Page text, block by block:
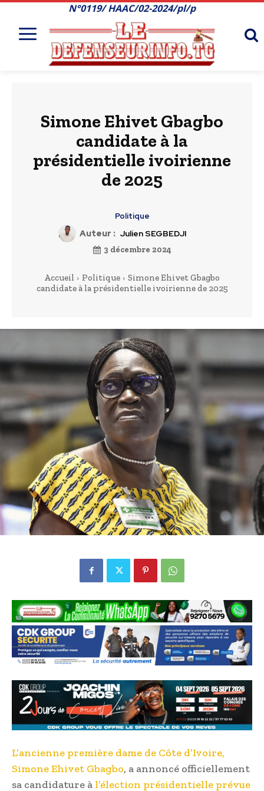
N°0119/ HAAC/02-2024/pl/p
Simone Ehivet Gbagbo
candidate à la
présidentielle ivoirienne
de 2025
Politique
Auteur : Julien SEGBEDJI
3 décembre 2024
Accueil Politique
Simone Ehivet Gbagbo
candidate à la présidentielle ivoirienne de 2025
L’ancienne première dame de Côte d’Ivoire,
Simone Ehivet Gbagbo, a annoncé officiellement
sa candidature à l’élection présidentielle prévue